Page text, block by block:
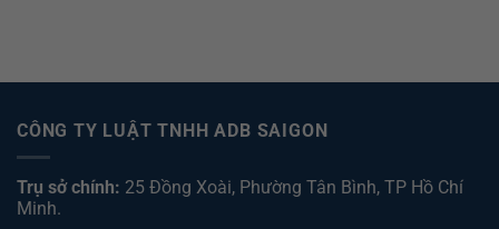
CÔNG TY LUẬT TNHH ADB SAIGON
Trụ sở chính: 25 Đồng Xoài, Phường Tân Bình, TP Hồ Chí
Minh.